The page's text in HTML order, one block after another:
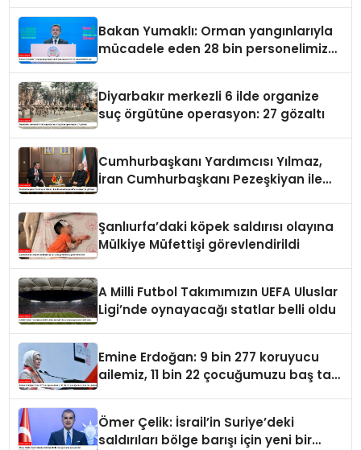
Bakan Yumaklı: Orman yangınlarıyla
mücadele eden 28 bin personelimiz
Diyarbakır merkezli 6 ilde organize
suç örgütüne operasyon: 27 gözaltı
Cumhurbaşkanı Yardımcısı Yılmaz,
İran Cumhurbaşkanı Pezeşkiyan ile
Şanlıurfa’daki köpek saldırısı olayına
Mülkiye Müfettişi görevlendirildi
A Milli Futbol Takımımızın UEFA Uluslar
Ligi’nde oynayacağı statlar belli oldu
Emine Erdoğan: 9 bin 277 koruyucu
ailemiz, 11 bin 22 çocuğumuzu baş tacı
Ömer Çelik: İsrail’in Suriye’deki
saldırıları bölge barışı için yeni bir